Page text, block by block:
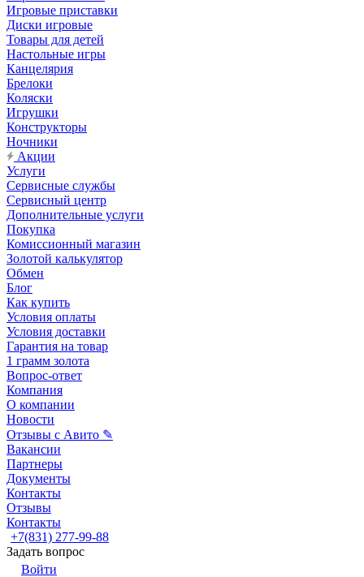
Игровые приставки
Диски игровые
Товары для детей
Настольные игры
Канцелярия
Брелоки
Коляски
Игрушки
Конструкторы
Ночники
Акции
Услуги
Сервисные службы
Сервисный центр
Дополнительные услуги
Покупка
Комиссионный магазин
Золотой калькулятор
Обмен
Блог
Как купить
Условия оплаты
Условия доставки
Гарантия на товар
1 грамм золота
Вопрос-ответ
Компания
О компании
Новости
Отзывы с Авито ✎
Вакансии
Партнеры
Документы
Контакты
Отзывы
Контакты
+7(831) 277-99-88
Задать вопрос
Войти